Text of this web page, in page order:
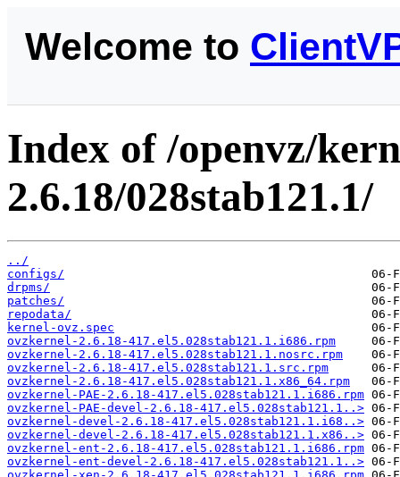
Welcome to
Index of /openvz/
2.6.18/028stab121.1/
../
configs/
drpms/
patches/
repodata/
kernel-ovz.spec
ovzkernel-2.6.18-417.el5.028stab121.1.i686.rpm
ovzkernel-2.6.18-417.el5.028stab121.1.nosrc.rpm
ovzkernel-2.6.18-417.el5.028stab121.1.src.rpm
ovzkernel-2.6.18-417.el5.028stab121.1.x86_64.rpm
ovzkernel-PAE-2.6.18-417.el5.028stab121.1.i686.rpm
ovzkernel-PAE-devel-2.6.18-417.el5.028stab121.1..>
ovzkernel-devel-2.6.18-417.el5.028stab121.1.i68..>
ovzkernel-devel-2.6.18-417.el5.028stab121.1.x86..>
ovzkernel-ent-2.6.18-417.el5.028stab121.1.i686.rpm
ovzkernel-ent-devel-2.6.18-417.el5.028stab121.1..>